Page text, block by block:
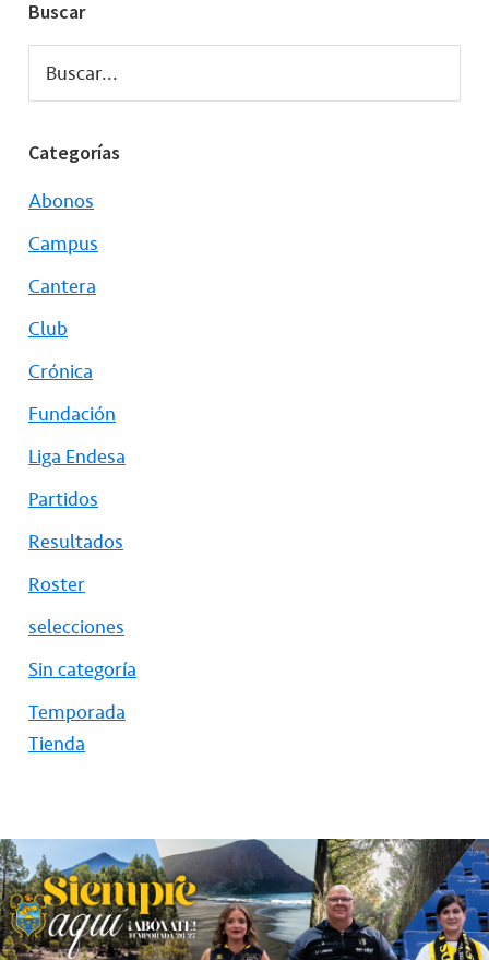
Buscar
Buscar...
Categorías
Abonos
Campus
Cantera
Club
Crónica
Fundación
Liga Endesa
Partidos
Resultados
Roster
selecciones
Sin categoría
Temporada
Tienda